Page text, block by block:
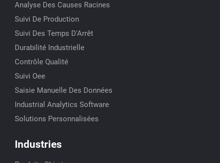
Analyse Des Causes Racines
Suivi De Production
Suivi Des Temps D'Arrêt
Durabilité Industrielle
Contrôle Qualité
Suivi Oee
Saisie Manuelle Des Données
Industrial Analytics Software
Solutions Personnalisées
Industries